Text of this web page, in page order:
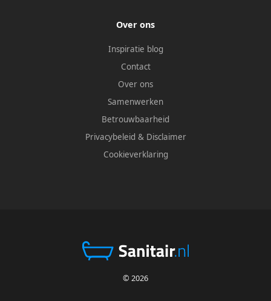
Over ons
Inspiratie blog
Contact
Over ons
Samenwerken
Betrouwbaarheid
Privacybeleid & Disclaimer
Cookieverklaring
© 2026